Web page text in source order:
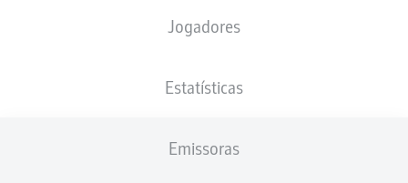
Jogadores
Estatísticas
Emissoras